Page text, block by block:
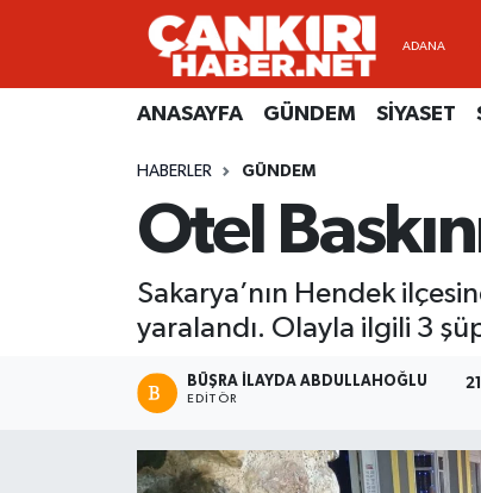
ANASAYFA GÜNDEM SİYASET
HABERLER GÜNDEM
Otel
Sakarya’nın Hendek
yaralandı. Olayla ilgili 3
BÜŞRA İLAYDA ABDULLAHOĞLU
EDITÖR
ANASAYFA
SİYASET
EKONOMİ
EĞİTİM
RESMİ İLANLAR
Künye
Gizlilik Sözleşmesi
EKONOMİ
GÜNDEM
Merkez Hava Durumu
Süper Lig Puan Durumu ve Fikstür
Son Dakika Haberleri
Haber Arşivi